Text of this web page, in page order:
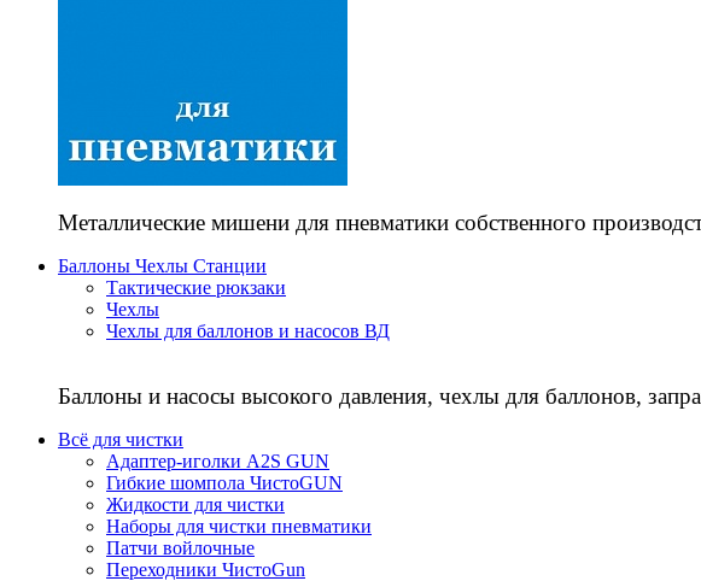
Металлические мишени для пневматики собственного
Баллоны Чехлы Станции
Тактические рюкзаки
Чехлы
Чехлы для баллонов и насосов ВД
Баллоны и насосы высокого давления, чехлы для баллонов,
Всё для чистки
Адаптер-иголки A2S GUN
Гибкие шомпола ЧистоGUN
Жидкости для чистки
Наборы для чистки пневматики
Патчи войлочные
Переходники ЧистоGun